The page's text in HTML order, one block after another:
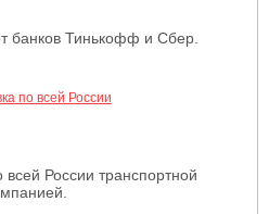
банков Тинькофф и Сбер.
всей России транспортной